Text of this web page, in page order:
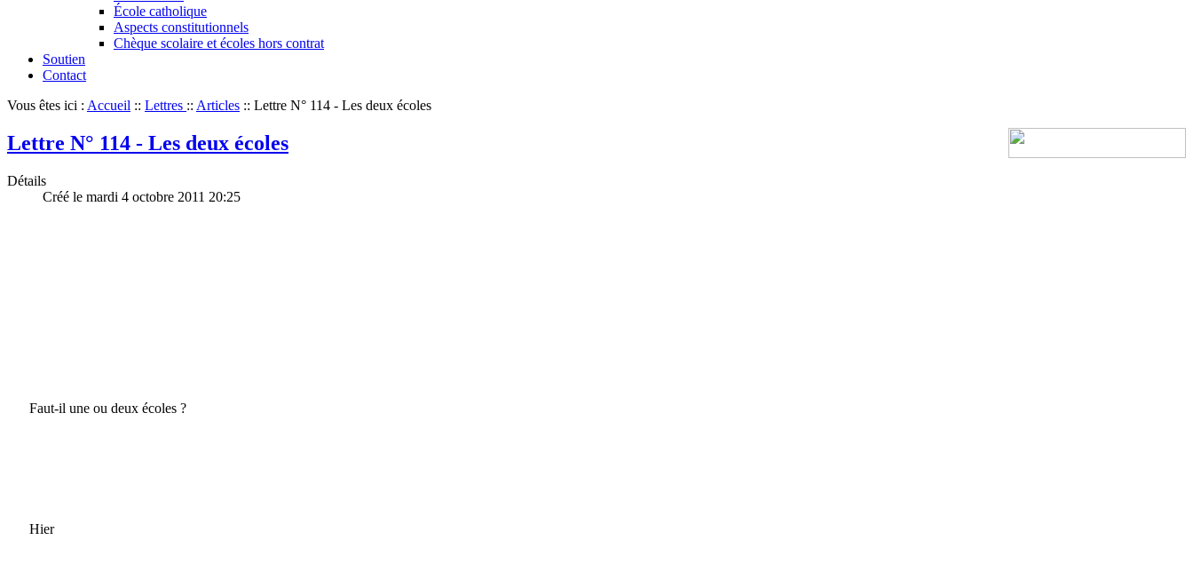
École catholique
Aspects constitutionnels
Chèque scolaire et écoles hors contrat
Soutien
Contact
Vous êtes ici : Accueil :: Lettres :: Articles :: Lettre N° 114 - Les deux écoles
Lettre N° 114 - Les deux écoles
Détails
Créé le mardi 4 octobre 2011 20:25
Faut-il une ou deux écoles ?
Hier